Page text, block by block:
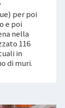
per poi
e poi
nella
116
in
di muri.